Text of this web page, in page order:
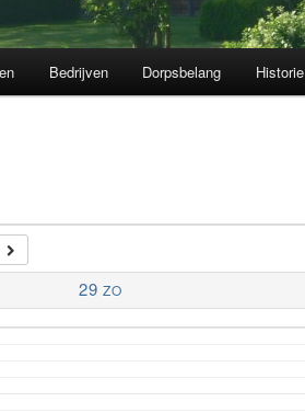
Bedrijven Dorpsbelang Historie
29 ZO